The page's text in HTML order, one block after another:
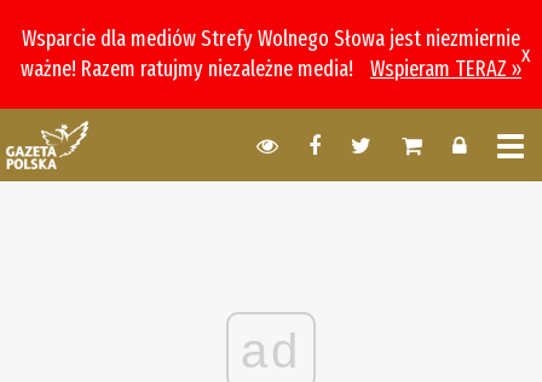
Wsparcie dla mediów Strefy Wolnego Słowa jest niezmiernie
ważne! Razem ratujmy niezależne media!
Wspieram TERAZ »
x
ad